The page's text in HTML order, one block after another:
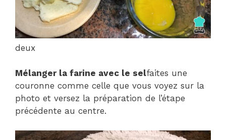
deux
Mélanger la farine avec le selfaites une
couronne comme celle que vous voyez sur la
photo et versez la préparation de l’étape
précédente au centre.